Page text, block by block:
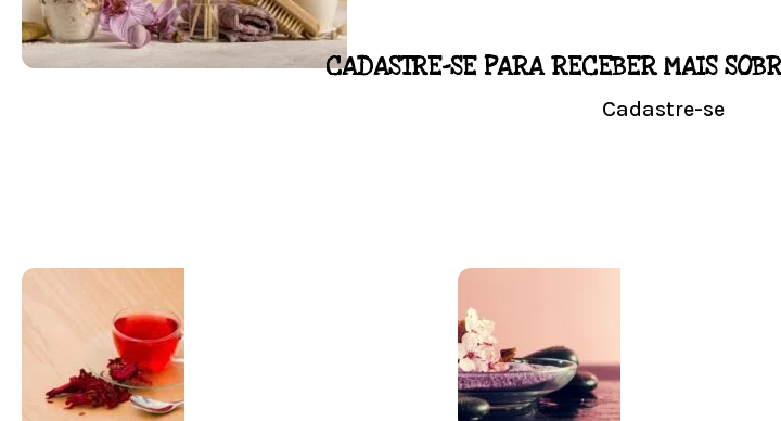
Conheça mais e faça sua Pesquisa
CADASTRE-SE PARA RECEBER MAIS
Cadastre-se